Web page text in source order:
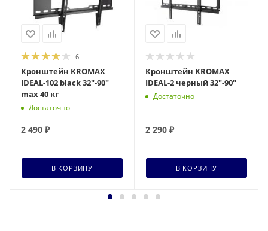
6
Кронштейн KROMAX
IDEAL-102 black 32"-90"
max 40 кг
Достаточно
2 490 ₽
В КОРЗИНУ
Кронштейн KROMAX
IDEAL-2 черный 32"-90"
Достаточно
2 290 ₽
В КОРЗИНУ